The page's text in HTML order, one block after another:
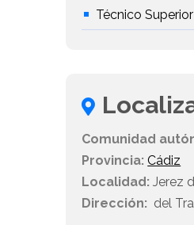
Técnico
Comunidad
Provincia: Cádiz
Localidad: Jerez
Dirección: del